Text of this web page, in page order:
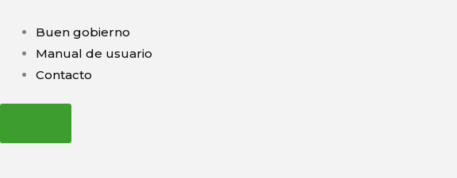
contenido
Buen gobierno
Manual de usuario
Contacto